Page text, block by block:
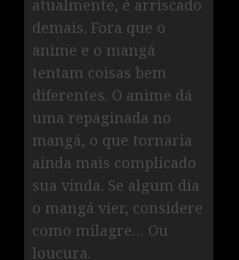
atualmente, é arriscado
demais. Fora que o
anime e o mangá
tentam coisas bem
diferentes. O anime dá
uma repaginada no
mangá, o que tornaria
ainda mais complicado
sua vinda. Se algum dia
o mangá vier, considere
como milagre… Ou
loucura.